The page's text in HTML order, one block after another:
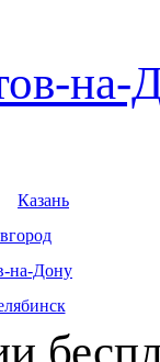
на-
Казань
на-Дону